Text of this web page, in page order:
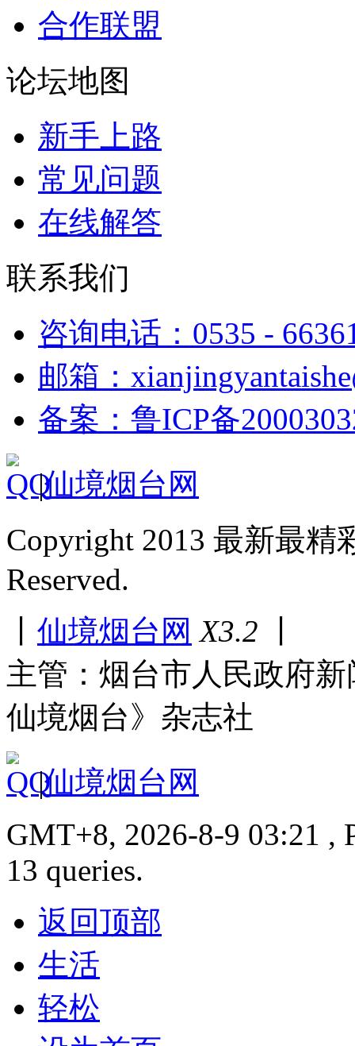
合作联盟
论坛地图
新手上路
常见问题
在线解答
联系我们
咨询电话：0535 -
邮箱：
备案：鲁ICP备
|仙境烟台网
Copyright 2013 最新最
Reserved.
仙境烟台网 X3.2
主管：烟台市人民政府
仙境烟台》杂志社
|仙境烟台网
GMT+8, 2026-8-9 03:21 ,
13 queries.
返回顶部
生活
轻松